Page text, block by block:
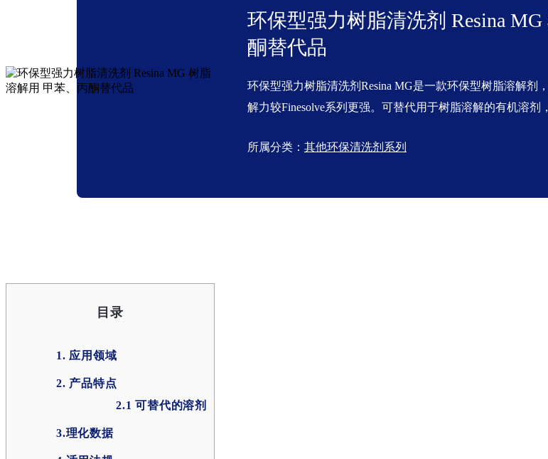
环保型强力树脂清洗剂 Resina
酮替代品
环保型强力树脂清洗剂Resina MG是一款环保型树脂溶解剂
解力较Finesolve系列更强。可替代用于树脂溶解的有机溶剂
所属分类： 其他环保清洗剂系列
目录
1. 应用领域
2. 产品特点
2.1 可替代的溶剂
3.理化数据